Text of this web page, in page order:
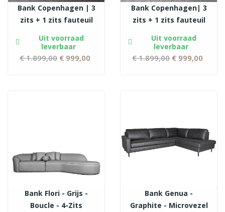
Bank Copenhagen | 3
zits + 1 zits fauteuil
Uit voorraad
leverbaar
Normale
€ 1.899,00 € 999,00
Bank Copenhagen| 3
zits + 1 zits fauteuil
Uit voorraad
leverbaar
Normale
€ 1.899,00 € 999,00
Bank Flori - Grijs -
Boucle - 4-Zits
Bank Genua -
Graphite - Microvezel